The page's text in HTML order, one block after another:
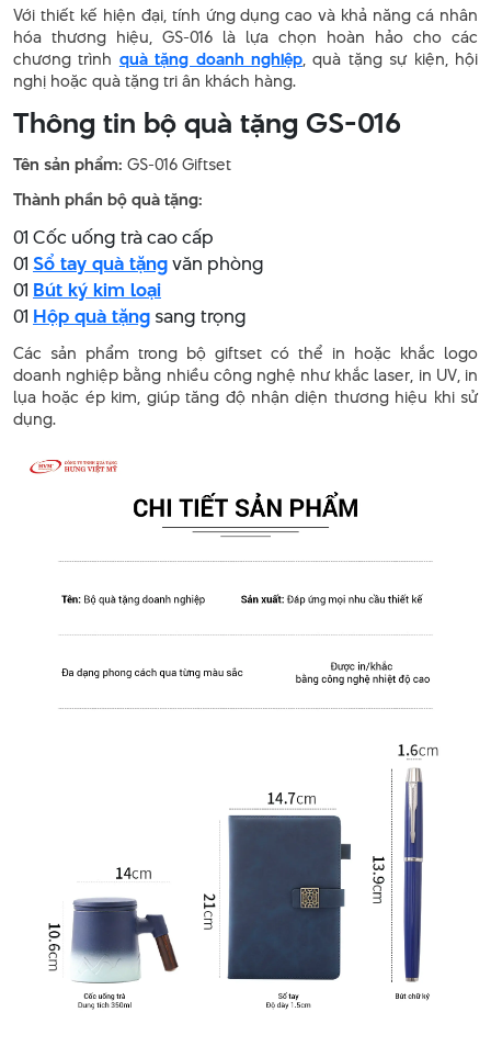
Với thiết kế hiện đại, tính ứng dụng cao và khả năng cá nhân
hóa thương hiệu, GS-016 là lựa chọn hoàn hảo cho các
chương trình quà tặng doanh nghiệp, quà tặng sự kiện, hội
nghị hoặc quà tặng tri ân khách hàng.
Thông tin bộ quà tặng GS-016
Tên sản phẩm: GS-016 Giftset
Thành phần bộ quà tặng:
01 Cốc uống trà cao cấp
01 Sổ tay quà tặngvăn phòng
01 Bút ký kim loại
01 Hộp quà tặng sang trọng
Các sản phẩm trong bộ giftset có thể in hoặc khắc logo
doanh nghiệp bằng nhiều công nghệ như khắc laser, in UV, in
lụa hoặc ép kim, giúp tăng độ nhận diện thương hiệu khi sử
dụng.